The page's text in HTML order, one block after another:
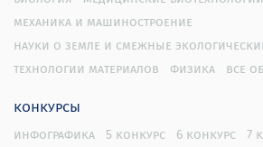
механика и машиностроение
науки о земле и смежные
технологии материалов
физика все
конкурсы
инфографика 5 конкурс 6 конкурс 7